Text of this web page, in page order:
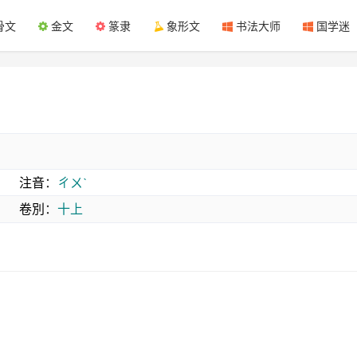
文 金文 篆隶 象形文 书法大师 国学迷
注音： ㄔㄨˋ
卷別： 十上